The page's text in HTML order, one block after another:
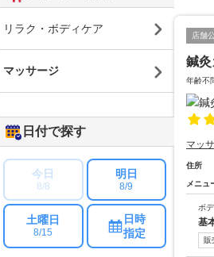
店舗
鍼
年齢不
マッ
住所
メニュ
ボ
基
販
リラク・ボディケア
マッサージ
日付で探す
今日
8/8
明日
8/9
土曜日
8/15
日時
指定